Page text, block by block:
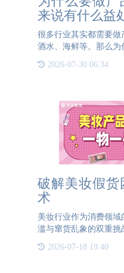
来说有什么益
很多行业其实都需要做
酒水、海鲜等。那么为
大家讲解做产品溯源的
2026-07-30 06:34
破解美妆假
术
美妆行业作为消费领
滥与窜货乱象的双重
均增长率高达30%，不
费者健康构成潜在威
2026-07-18 19:40